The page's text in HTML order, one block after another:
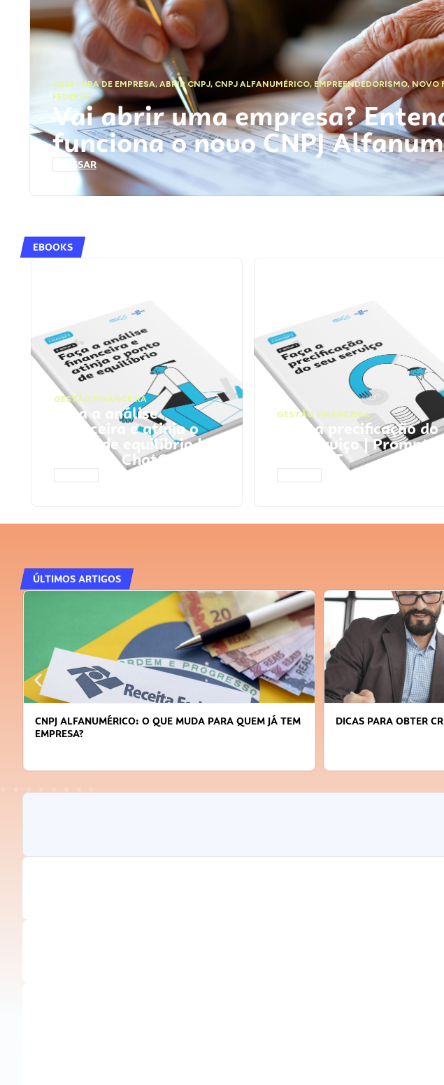
ABERTURA DE EMPRESA,ABRIR CNPJ, CNPJ ALFANUMÉRICO, EMPREENDEDORISMO,NOVO
FEDERAL
Vai abrir uma empresa?
funciona o novo CNPJ
ACESSAR
EBOOKS
GESTÃO FINANCEIRA
Faça a análise
financeira e atinja o
ponto de equilíbrio |
Prompts ChatGPT
GESTÃO FINANCEIRA
Faça a precificação do
seu serviço | Prompts
ChatGPT
ÚLTIMOS ARTIGOS
CNPJ ALFANUMÉRICO: O QUE MUDA PARA QUEM JÁ TEM
EMPRESA?
DICAS PARA OBTER